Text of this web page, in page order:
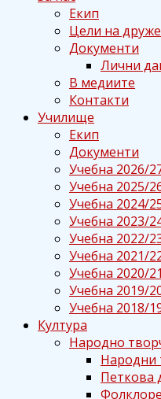
Екип
Цели на
Документи
Лични
В медиите
Контакти
Училище
Екип
Документи
Учебна 2026/
Учебна 2025/
Учебна 2024/
Учебна 2023/
Учебна 2022/
Учебна 2021/
Учебна 2020/
Учебна 2019/
Учебна 2018/
Култура
Народно
Народни
Петкова